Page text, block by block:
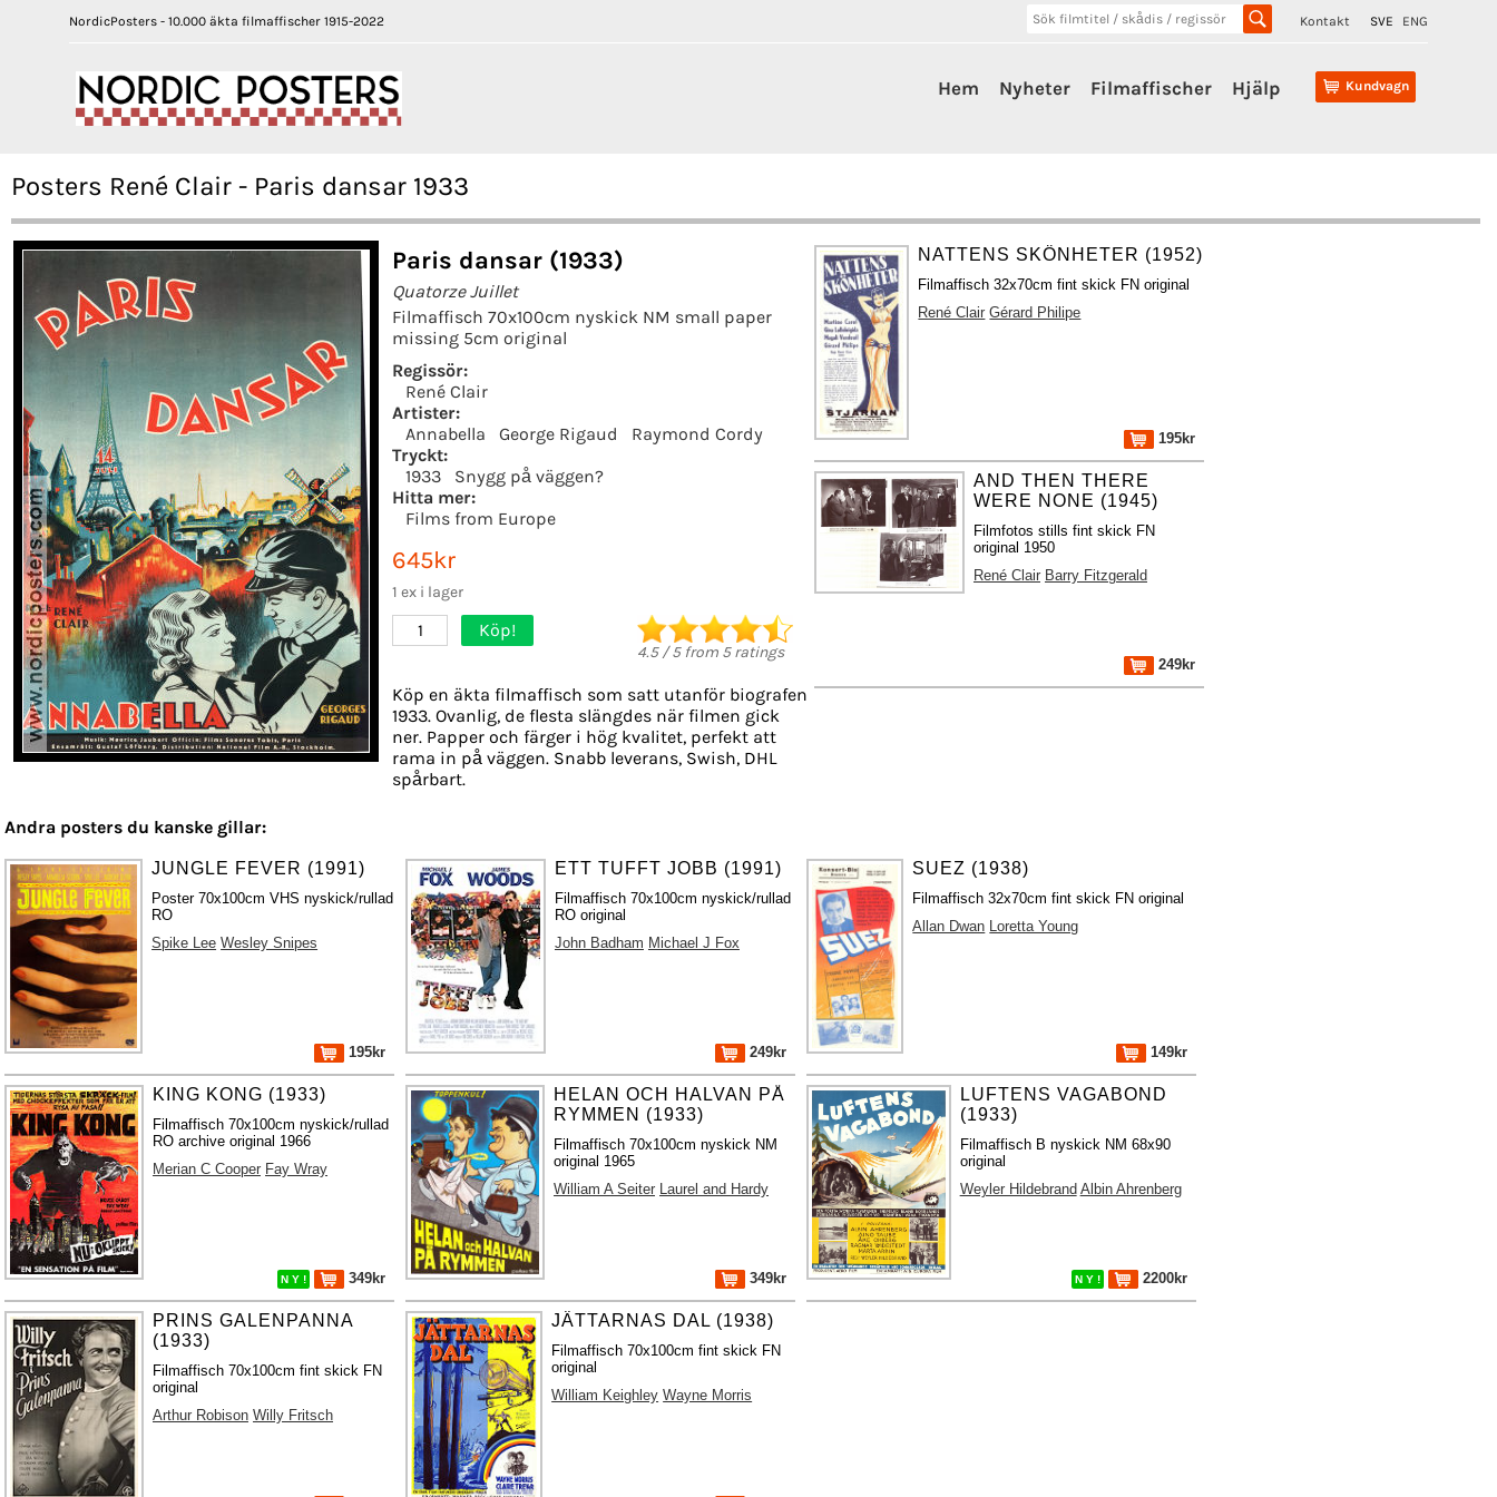
NordicPosters - 10.000 äkta filmaffischer 1915-2022 Kontakt SVE ENG
Kundvagn
Hem Nyheter Filmaffischer Hjälp
Posters René Clair - Paris dansar 1933
Paris dansar (1933)
Quatorze Juillet
Filmaffisch 70x100cm nyskick NM small paper
missing 5cm original
Regissör:
René Clair
Artister:
Annabella
George Rigaud
Raymond Cordy
Tryckt:
1933
Snygg på väggen?
Hitta mer:
Films from Europe
645kr
1 ex i lager
1 Köp!
4.5/5from 5ratings
Köp en äkta filmaffisch som satt utanför biografen
1933. Ovanlig, de flesta slängdes när filmen gick
ner. Papper och färger i hög kvalitet, perfekt att
rama in på väggen. Snabb leverans, Swish, DHL
spårbart.
NATTENS SKÖNHETER (1952)
Filmaffisch 32x70cm fint skick FN original
René Clair Gérard Philipe
195kr
AND THEN THERE
WERE NONE (1945)
Filmfotos stills fint skick FN
original 1950
René Clair Barry Fitzgerald
249kr
Andra posters du kanske gillar:
JUNGLE FEVER (1991)
Poster 70x100cm VHS nyskick/rullad
RO
Spike Lee Wesley Snipes
195kr
ETT TUFFT JOBB (1991)
Filmaffisch 70x100cm nyskick/rullad
RO original
John Badham Michael J Fox
249kr
SUEZ (1938)
Filmaffisch 32x70cm fint skick FN original
Allan Dwan Loretta Young
149kr
KING KONG (1933)
Filmaffisch 70x100cm nyskick/rullad
RO archive original 1966
Merian C Cooper Fay Wray
N Y ! 349kr
HELAN OCH HALVAN PÅ
RYMMEN (1933)
Filmaffisch 70x100cm nyskick NM
original 1965
William A Seiter Laurel and Hardy
349kr
LUFTENS VAGABOND
(1933)
Filmaffisch B nyskick NM 68x90
original
Weyler Hildebrand Albin Ahrenberg
N Y ! 2200kr
PRINS GALENPANNA
(1933)
Filmaffisch 70x100cm fint skick FN
original
Arthur Robison Willy Fritsch
JÄTTARNAS DAL (1938)
Filmaffisch 70x100cm fint skick FN
original
William Keighley Wayne Morris